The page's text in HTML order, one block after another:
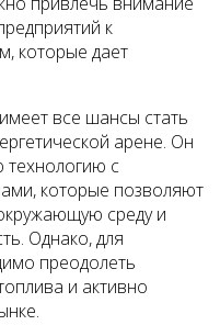
к
которые дает
все шансы стать
арене. Он
технологию с
которые позволяют
среду и
Однако, для
преодолеть
и активно